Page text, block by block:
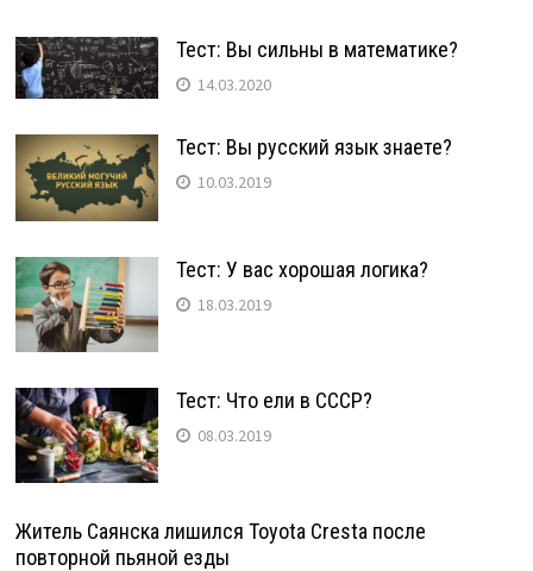
Тест: Вы сильны в математике?
14.03.2020
Тест: Вы русский язык знаете?
10.03.2019
Тест: У вас хорошая логика?
18.03.2019
Тест: Что ели в СССР?
08.03.2019
Житель Саянска лишился Toyota Cresta после
повторной пьяной езды